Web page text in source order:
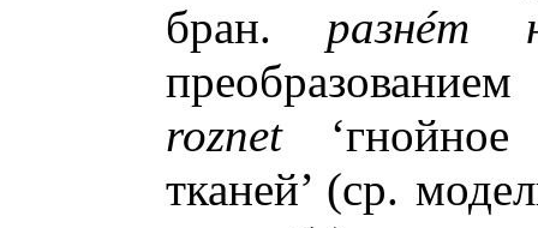
бран. разнéт
roznet‘гнойное
тканей’ (ср.